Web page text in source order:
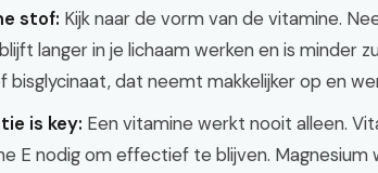
stof: Kijk naar de vorm van de vitamine.
langer in je lichaam werken en is minder
bisglycinaat, dat neemt makkelijker op en
is key: Een vitamine werkt nooit alleen.
E nodig om effectief te blijven. Magnesium